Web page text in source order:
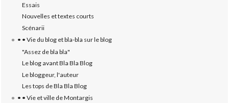
Essais
Nouvelles et textes courts
Scénarii
• • Vie du blog et bla-bla sur le blog
"Assez de bla bla"
Le blog avant Bla Bla Blog
Le bloggeur, l'auteur
Les tops de Bla Bla Blog
• • Vie et ville de Montargis